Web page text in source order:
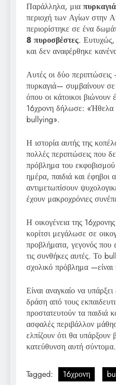
Παράλληλα, μια πυρκαγιά
περιοχή των Αγίων στην
περιορίστηκε σε ένα
8 πυροσβέστες. Ευτυχώς,
και δεν αναφέρθηκε
Αυτές οι δύο
πυρκαγιά— συμβαίνουν σε
όπου οι κάτοικοι βιώνουν
16χρονη δήλωσε: «Ήθελα
bullying».
Η ιστορία αυτής της
πολλές περιπτώσεις που
πρόβλημα του
ημέρα, παιδιά και έφηβοι
αντιμετωπίσουν
έχουν μακροχρόνιες
Η οικογένεια της
κορίτσι μεγάλωσε σε
προβλήματα, γεγονός που
τις συνθήκες αυτές. Το
σχολικό πρόβλημα —είναι
Είναι αναγκαίο να
δράση από τους
προστατευτούν τα παιδιά
ασφαλές περιβάλλον
ελπίζουν ότι θα υπάρξουν
κατεύθυνση αυτή σύντομα.
Tagged: 16χρονη